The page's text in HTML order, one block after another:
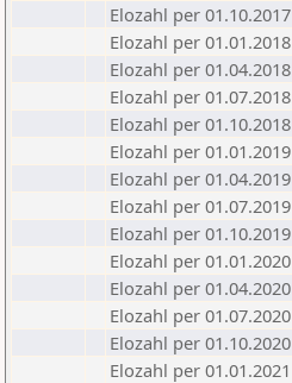
Elozahl per 01.10.2017
Elozahl per 01.01.2018
Elozahl per 01.04.2018
Elozahl per 01.07.2018
Elozahl per 01.10.2018
Elozahl per 01.01.2019
Elozahl per 01.04.2019
Elozahl per 01.07.2019
Elozahl per 01.10.2019
Elozahl per 01.01.2020
Elozahl per 01.04.2020
Elozahl per 01.07.2020
Elozahl per 01.10.2020
Elozahl per 01.01.2021